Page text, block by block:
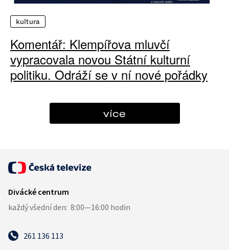
kultura
Komentář: Klempířova mluvčí
vypracovala novou Státní kulturní
politiku. Odráží se v ní nové pořádky
více
261 136 113